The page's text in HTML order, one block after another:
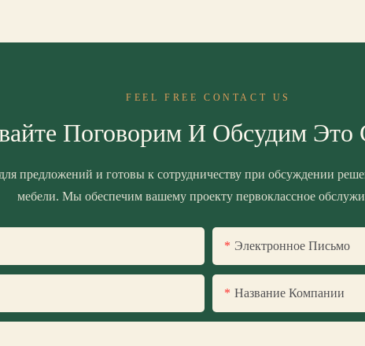
FEEL FREE CONTACT US
Поговорим И Обсудим
предложений и готовы к сотрудничеству при обсуждении
мебели. Мы обеспечим вашему проекту первоклассное
Электронное Письмо
Название Компании